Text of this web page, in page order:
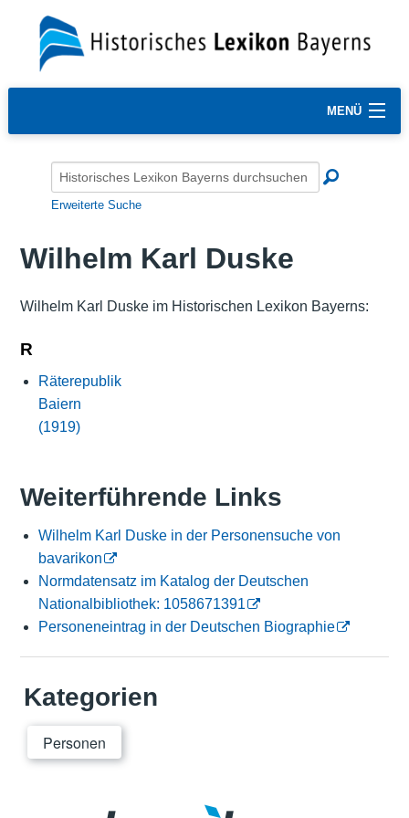
MENÜ
Erweiterte Suche
Wilhelm Karl Duske
Wilhelm Karl Duske im Historischen Lexikon Bayerns:
R
Räterepublik
Baiern
(1919)
Weiterführende Links
Wilhelm Karl Duske in der Personensuche von
bavarikon
Normdatensatz im Katalog der Deutschen
Nationalbibliothek: 1058671391
Personeneintrag in der Deutschen Biographie
Kategorien
Personen